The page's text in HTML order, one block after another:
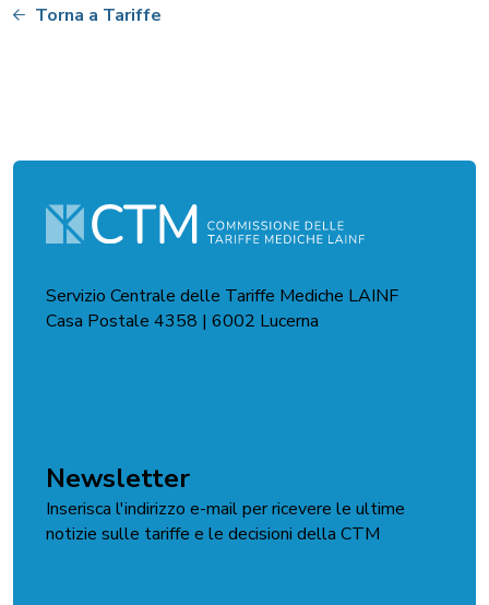
Torna a Tariffe
Servizio Centrale delle Tariffe Mediche LAINF
Casa Postale 4358 | 6002 Lucerna
Newsletter
Inserisca l'indirizzo e-mail per ricevere le ultime
notizie sulle tariffe e le decisioni della CTM